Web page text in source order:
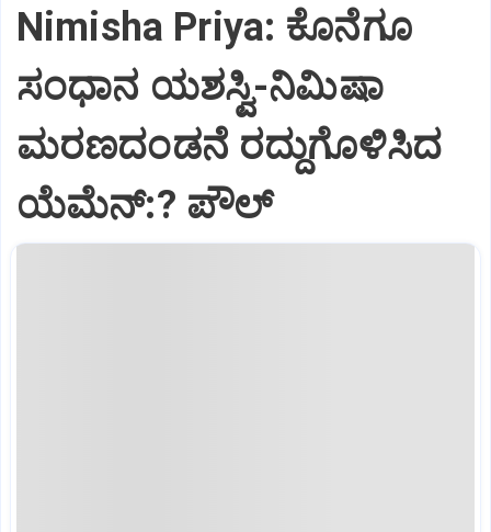
Nimisha Priya: ಕೊನೆಗೂ
ಸಂಧಾನ ಯಶಸ್ವಿ-ನಿಮಿಷಾ
ಮರಣದಂಡನೆ ರದ್ದುಗೊಳಿಸಿದ
ಯೆಮೆನ್:? ಪೌಲ್